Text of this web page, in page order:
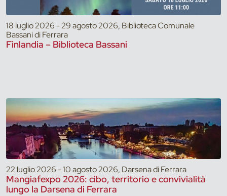
18 luglio 2026 - 29 agosto 2026, Biblioteca Comunale
Bassani di Ferrara
Finlandia – Biblioteca Bassani
22 luglio 2026 - 10 agosto 2026, Darsena di Ferrara
Mangiafexpo 2026: cibo, territorio e convivialità
lungo la Darsena di Ferrara